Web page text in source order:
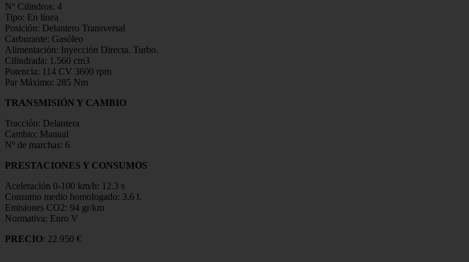
Nº Cilindros: 4
Tipo: En línea
Posición: Delantero Transversal
Carburante: Gasóleo
Alimentación: Inyección Directa. Turbo.
Cilindrada: 1.560 cm3
Potencia: 114 CV 3600 rpm
Par Máximo: 285 Nm
TRANSMISIÓN Y CAMBIO
Tracción: Delantera
Cambio: Manual
Nº de marchas: 6
PRESTACIONES Y CONSUMOS
Aceleración 0-100 km/h: 12.3 s
Consumo medio homologado: 3.6 l.
Emisiones CO2: 94 gr/km
Normativa: Euro V
PRECIO: 22.950 €